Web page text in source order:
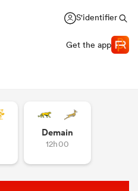
S'identifier
Get the app
Demain
12h00